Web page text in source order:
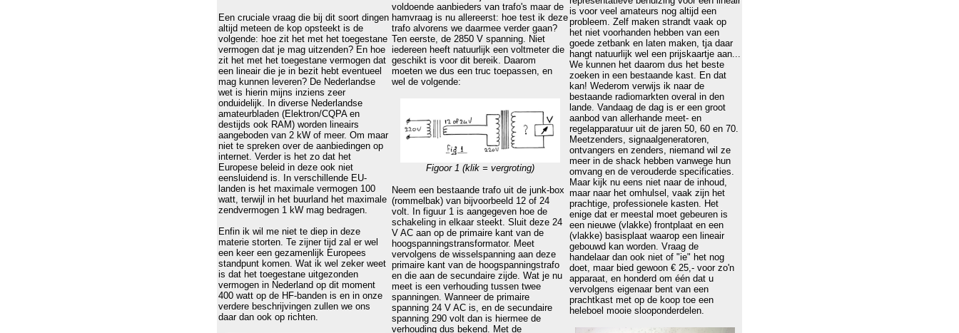
Een cruciale vraag die bij dit soort dingen
altijd meteen de kop opsteekt is de
volgende: hoe zit het met het toegestane
vermogen dat je mag uitzenden? En hoe
zit het met het toegestane vermogen dat
een lineair die je in bezit hebt eventueel
mag kunnen leveren? De Nederlandse
wet is hierin mijns inziens zeer
onduidelijk. In diverse Nederlandse
amateurbladen (Elektron/CQPA en
destijds ook RAM) worden lineairs
aangeboden van 2 kW of meer. Om maar
niet te spreken over de aanbiedingen op
internet. Verder is het zo dat het
Europese beleid in deze ook niet
eensluidend is. In verschillende EU-
landen is het maximale vermogen 100
watt, terwijl in het buurland het maximale
zendvermogen 1 kW mag bedragen.
Enfin ik wil me niet te diep in deze
materie storten. Te zijner tijd zal er wel
een keer een gezamenlijk Europees
standpunt komen. Wat ik wel zeker weet
is dat het toegestane uitgezonden
vermogen in Nederland op dit moment
400 watt op de HF-banden is en in onze
verdere beschrijvingen zullen we ons
daar dan ook op richten.
voldoende aanbieders van trafo's maar de
hamvraag is nu allereerst: hoe test ik deze
trafo alvorens we daarmee verder gaan?
Ten eerste, de 2850 V spanning. Niet
iedereen heeft natuurlijk een voltmeter die
geschikt is voor dit bereik. Daarom
moeten we dus een truc toepassen, en
wel de volgende:
Figoor 1 (klik = vergroting)
Neem een bestaande trafo uit de junk-box
(rommelbak) van bijvoorbeeld 12 of 24
volt. In figuur 1 is aangegeven hoe de
schakeling in elkaar steekt. Sluit deze 24
V AC aan op de primaire kant van de
hoogspanningstransformator. Meet
vervolgens de wisselspanning aan deze
primaire kant van de hoogspanningstrafo
en die aan de secundaire zijde. Wat je nu
meet is een verhouding tussen twee
spanningen. Wanneer de primaire
spanning 24 V AC is, en de secundaire
spanning 290 volt dan is hiermee de
verhouding dus bekend. Met de
is voor veel amateurs nog altijd een
probleem. Zelf maken strandt vaak op
het niet voorhanden hebben van een
goede zetbank en laten maken, tja daar
hangt natuurlijk wel een prijskaartje aan...
We kunnen het daarom dus het beste
zoeken in een bestaande kast. En dat
kan! Wederom verwijs ik naar de
bestaande radiomarkten overal in den
lande. Vandaag de dag is er een groot
aanbod van allerhande meet- en
regelapparatuur uit de jaren 50, 60 en 70.
Meetzenders, signaalgeneratoren,
ontvangers en zenders, niemand wil ze
meer in de shack hebben vanwege hun
omvang en de verouderde specificaties.
Maar kijk nu eens niet naar de inhoud,
maar naar het omhulsel, vaak zijn het
prachtige, professionele kasten. Het
enige dat er meestal moet gebeuren is
een nieuwe (vlakke) frontplaat en een
(vlakke) basisplaat waarop een lineair
gebouwd kan worden. Vraag de
handelaar dan ook niet of "ie" het nog
doet, maar bied gewoon € 25,- voor zo'n
apparaat, en honderd om één dat u
vervolgens eigenaar bent van een
prachtkast met op de koop toe een
heleboel mooie slooponderdelen.